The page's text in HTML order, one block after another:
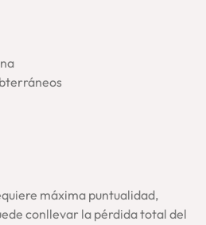
Roma. Luego, subiremos hasta
los palacios imperiales y en
lugares del corazón de la
dela arena, no sobre la
máxima puntualidad,
conllevar la pérdida total del